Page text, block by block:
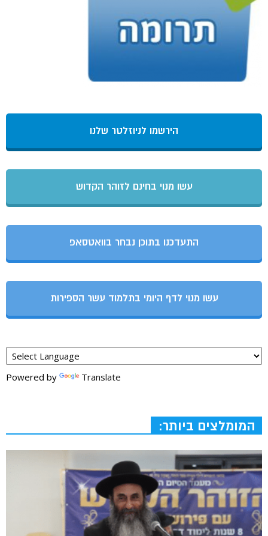
הירשמו לניוזלטר שלנו
עשו מנוי בחינם לזוהר הקדוש
התעדכנו בתוכן נבחר בוואטסאפ
עשו מנוי לדף היומי בתלמוד עשר הספירות
Powered by Translate
המומלצים ביותר: